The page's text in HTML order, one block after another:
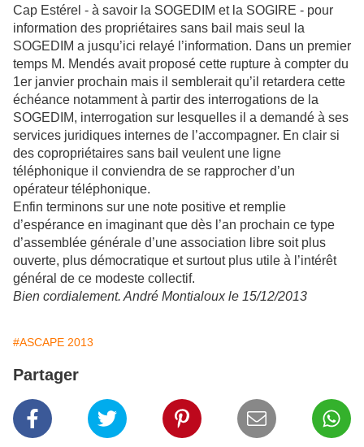
Cap Estérel - à savoir la SOGEDIM et la SOGIRE - pour
information des propriétaires sans bail mais seul la
SOGEDIM a jusqu’ici relayé l’information. Dans un premier
temps M. Mendés avait proposé cette rupture à compter du
1er janvier prochain mais il semblerait qu’il retardera cette
échéance notamment à partir des interrogations de la
SOGEDIM, interrogation sur lesquelles il a demandé à ses
services juridiques internes de l’accompagner. En clair si
des copropriétaires sans bail veulent une ligne
téléphonique il conviendra de se rapprocher d’un
opérateur téléphonique.
Enfin terminons sur une note positive et remplie
d’espérance en imaginant que dès l’an prochain ce type
d’assemblée générale d’une association libre soit plus
ouverte, plus démocratique et surtout plus utile à l’intérêt
général de ce modeste collectif.
Bien cordialement. André Montialoux le 15/12/2013
#ASCAPE 2013
Partager